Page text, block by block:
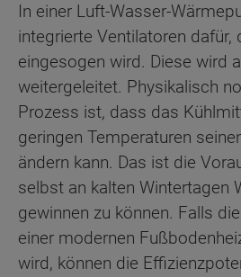
In einer Luft-Wasser-
integrierte Ventilatoren dafür,
eingesogen wird. Diese wird
weitergeleitet. Physikalisch
Prozess ist, dass das
geringen Temperaturen
ändern kann. Das ist die
selbst an kalten Wintertagen
gewinnen zu können. Falls
einer modernen
wird, können die